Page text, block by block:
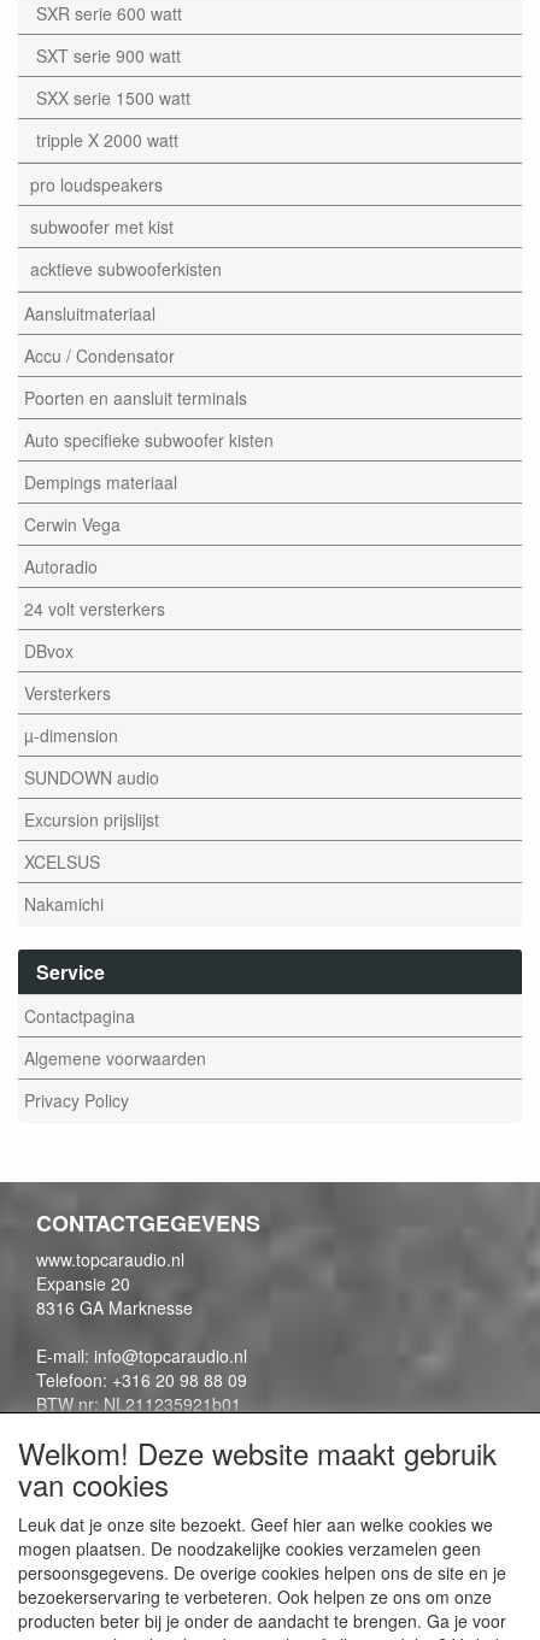
SXR serie 600 watt
SXT serie 900 watt
SXX serie 1500 watt
tripple X 2000 watt
pro loudspeakers
subwoofer met kist
acktieve subwooferkisten
Aansluitmateriaal
Accu / Condensator
Poorten en aansluit terminals
Auto specifieke subwoofer kisten
Dempings materiaal
Cerwin Vega
Autoradio
24 volt versterkers
DBvox
Versterkers
µ-dimension
SUNDOWN audio
Excursion prijslijst
XCELSUS
Nakamichi
Service
Contactpagina
Algemene voorwaarden
Privacy Policy
CONTACTGEGEVENS
www.topcaraudio.nl
Expansie 20
8316 GA Marknesse
E-mail: info@topcaraudio.nl
Telefoon: +316 20 98 88 09
BTW nr: NL211235921b01
CONTENTPAGINA'S
Contactpagina
Algemene voorwaarden
Privacy Policy
Welkom! Deze website maakt gebruik
van cookies
Leuk dat je onze site bezoekt. Geef hier aan welke cookies we
mogen plaatsen. De noodzakelijke cookies verzamelen geen
persoonsgegevens. De overige cookies helpen ons de site en je
bezoekerservaring te verbeteren. Ook helpen ze ons om onze
producten beter bij je onder de aandacht te brengen. Ga je voor